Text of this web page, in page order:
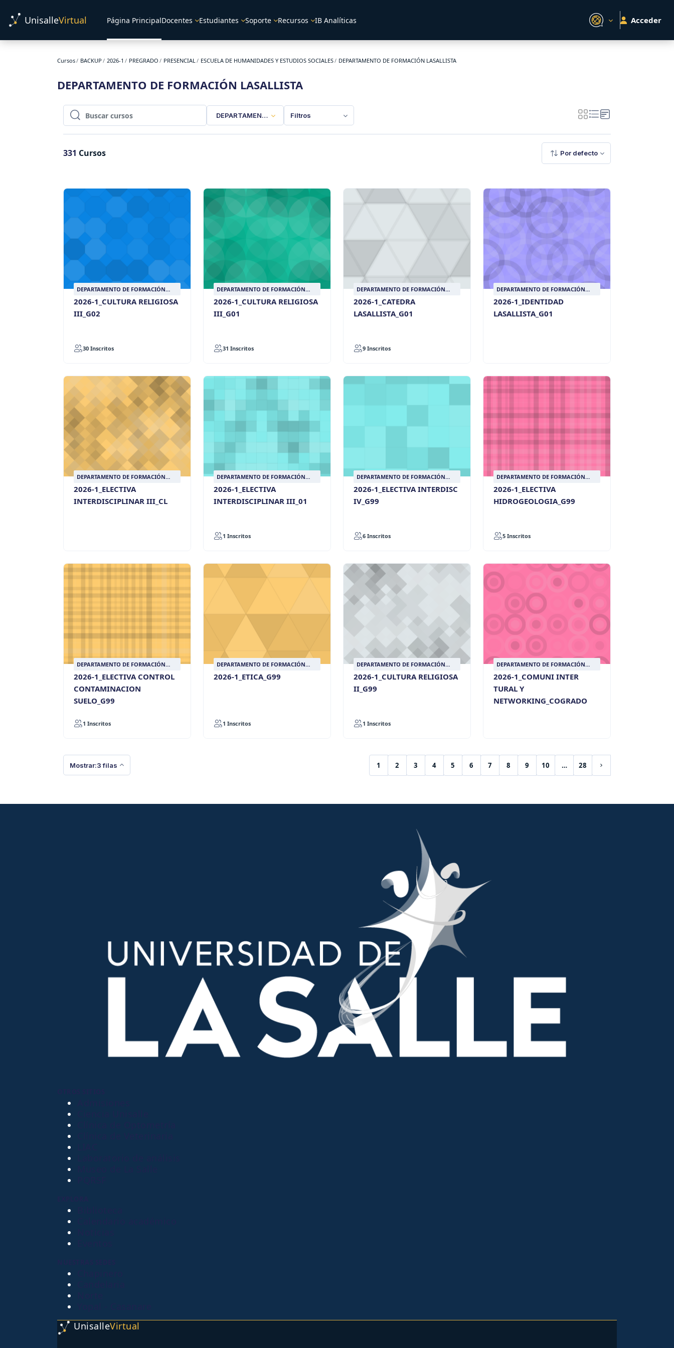
UnisalleVirtual Página PrincipalDocentes Estudiantes Soporte Recursos IB Analíticas Acceder
Cursos BACKUP 2026-1 PREGRADO PRESENCIAL ESCUELA DE HUMANIDADES Y ESTUDIOS SOCIALES DEPARTAMENTO DE FORMACIÓN LASALLISTA
DEPARTAMENTO DE FORMACIÓN LASALLISTA
Buscar cursos
Buscar cursos DEPARTAMENTO DE FORMACIÓN LASALLISTA
Filtros
331 Cursos Por defecto
DEPARTAMENTO DE FORMACIÓN
2026-1_CULTURA RELIGIOSA
III_G02
30 Inscritos
DEPARTAMENTO DE FORMACIÓN
2026-1_CULTURA RELIGIOSA
III_G01
31 Inscritos
DEPARTAMENTO DE FORMACIÓN
2026-1_CATEDRA
LASALLISTA_G01
9 Inscritos
DEPARTAMENTO DE FORMACIÓN
2026-1_IDENTIDAD
LASALLISTA_G01
DEPARTAMENTO DE FORMACIÓN
2026-1_ELECTIVA
INTERDISCIPLINAR III_CL
DEPARTAMENTO DE FORMACIÓN
2026-1_ELECTIVA
INTERDISCIPLINAR III_01
1 Inscritos
DEPARTAMENTO DE FORMACIÓN
2026-1_ELECTIVA INTERDISC
IV_G99
6 Inscritos
DEPARTAMENTO DE FORMACIÓN
2026-1_ELECTIVA
HIDROGEOLOGIA_G99
5 Inscritos
DEPARTAMENTO DE FORMACIÓN
2026-1_ELECTIVA CONTROL
CONTAMINACION
SUELO_G99
1 Inscritos
DEPARTAMENTO DE FORMACIÓN
2026-1_ETICA_G99
1 Inscritos
DEPARTAMENTO DE FORMACIÓN
2026-1_CULTURA RELIGIOSA
II_G99
1 Inscritos
DEPARTAMENTO DE FORMACIÓN
2026-1_COMUNI INTER
TURAL Y
NETWORKING_COGRADO
Mostrar:3 filas 1
(current)
2 3 4 5 6 7 8 9 10 … 28
UnisalleVirtual